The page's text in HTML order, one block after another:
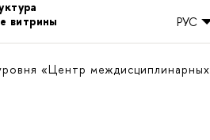
витрины
РУС
«Центр междисциплинарных